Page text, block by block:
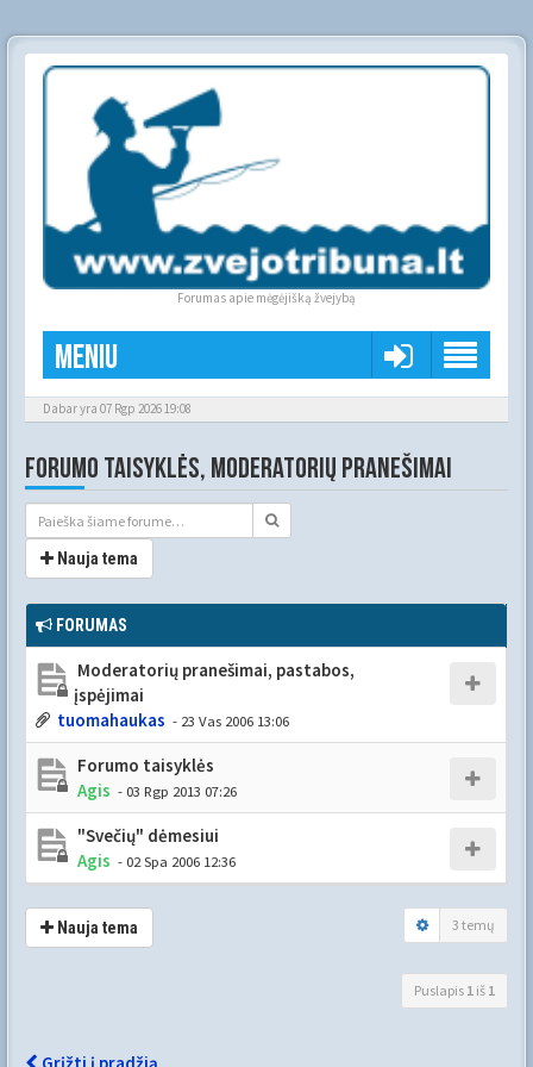
Forumas apie mėgėjišką žvejybą
Meniu
Dabar yra 07 Rgp 2026 19:08
FORUMO TAISYKLĖS, MODERATORIŲ PRANEŠIMAI
Nauja tema
FORUMAS
Moderatorių pranešimai, pastabos,
įspėjimai
tuomahaukas - 23 Vas 2006 13:06
Forumo taisyklės
Agis - 03 Rgp 2013 07:26
"Svečių" dėmesiui
Agis - 02 Spa 2006 12:36
Nauja tema 3 temų
Puslapis 1 iš 1